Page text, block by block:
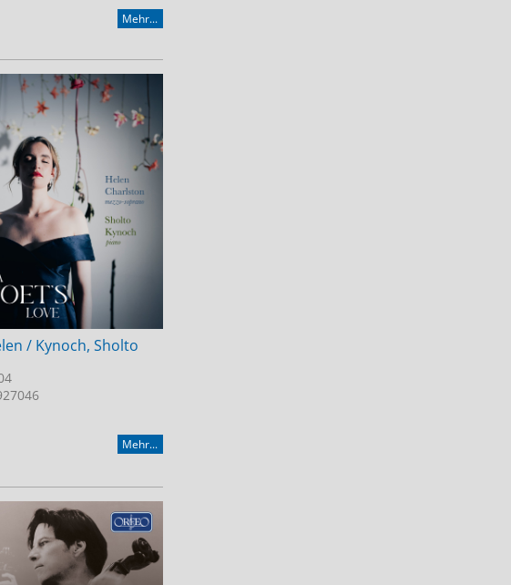
Mehr...
/ Kynoch, Sholto
Mehr...